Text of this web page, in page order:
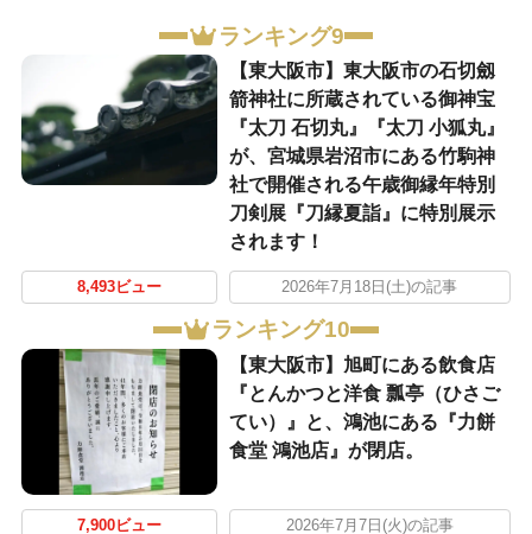
ランキング9
【東大阪市】東大阪市の石切劔
箭神社に所蔵されている御神宝
『太刀 石切丸』『太刀 小狐丸』
が、宮城県岩沼市にある竹駒神
社で開催される午歳御縁年特別
刀剣展『刀縁夏詣』に特別展示
されます！
8,493ビュー 2026年7月18日(土)の記事
ランキング10
【東大阪市】旭町にある飲食店
『とんかつと洋食 瓢亭（ひさご
てい）』と、鴻池にある『力餅
食堂 鴻池店』が閉店。
7,900ビュー 2026年7月7日(火)の記事